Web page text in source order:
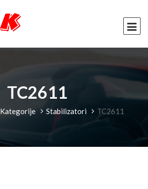
TC2611
Kategorije Stabilizatori TC2611